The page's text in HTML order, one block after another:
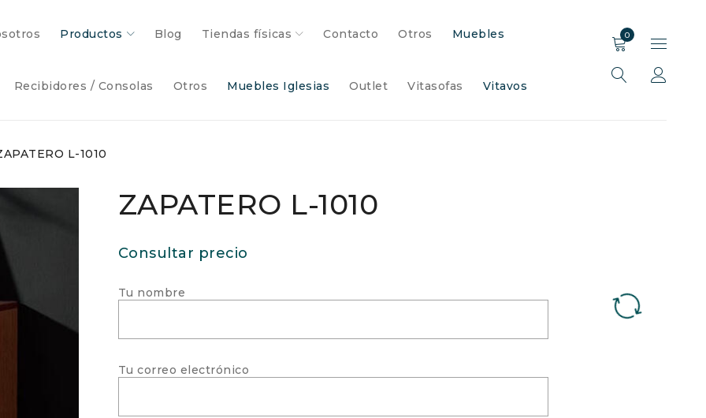
Productos Blog Tiendas físicas Contacto Otros Muebles
Recibidores / Consolas Otros Muebles Iglesias Outlet Vitasofas Vitavos
0
L-1010
ZAPATERO L-1010
Consultar precio
Tu nombre
Tu correo electrónico